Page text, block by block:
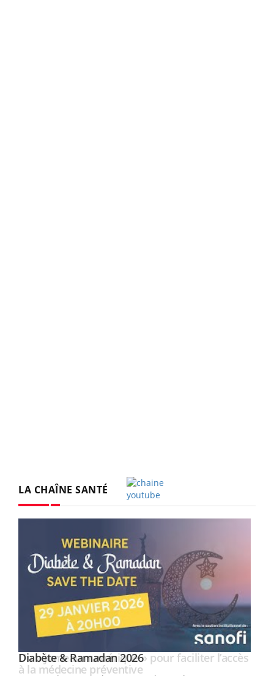
LA CHAÎNE SANTÉ
Youtube
Diabète & Ramadan 2026Youtube
Youtube
Un « jumeau numérique » pour faciliter l’accès
à la médecine préventiveYoutube